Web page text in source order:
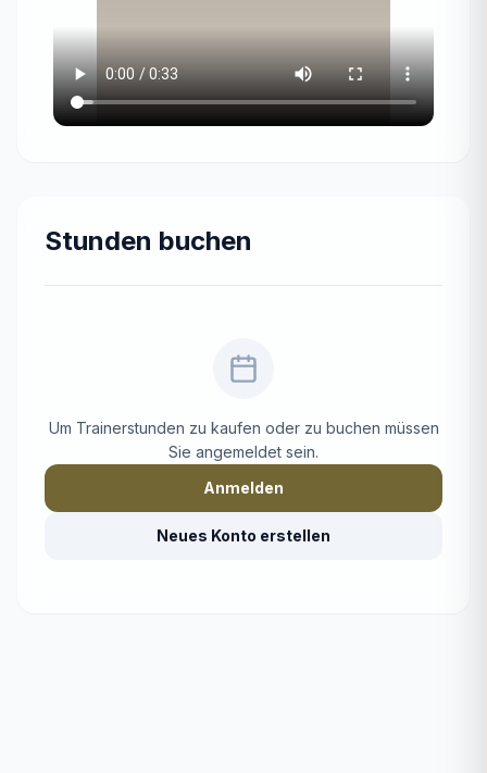
Stunden buchen
Um Trainerstunden zu kaufen oder zu buchen müssen
Sie angemeldet sein.
Anmelden
Neues Konto erstellen